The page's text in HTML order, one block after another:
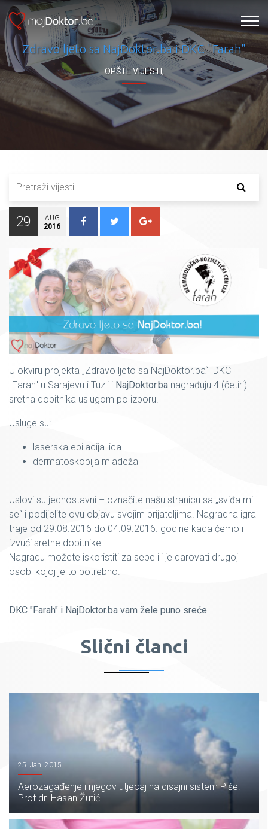
Zdravo ljeto sa NajDoktor.ba i DKC "Farah"
OPŠTE VIJESTI,
29
AUG
2016
U okviru projekta „Zdravo ljeto sa NajDoktor.ba“ DKC
"Farah" u Sarajevu i Tuzli i NajDoktor.ba nagrađuju 4 (četiri)
sretna dobitnika uslugom po izboru.
Usluge su:
laserska epilacija lica
dermatoskopija mladeža
Uslovi su jednostavni – označite našu stranicu sa „sviđa mi
se“ i podijelite ovu objavu svojim prijateljima. Nagradna igra
traje od 29.08.2016 do 04.09.2016. godine kada ćemo i
izvući sretne dobitnike.
Nagradu možete iskoristiti za sebe ili je darovati drugoj
osobi kojoj je to potrebno.
DKC "Farah" i NajDoktor.ba vam žele puno sreće.
Slični članci
25. Jan. 2015.
Aerozagađenje i njegov utjecaj na disajni sistem Piše:
Prof.dr. Hasan Žutić